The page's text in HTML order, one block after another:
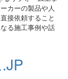
カーの製品や人
接依頼すること
る施工事例や話